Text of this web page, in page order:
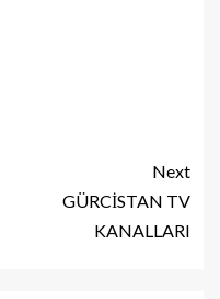
Next
GÜRCİSTAN TV
KANALLARI